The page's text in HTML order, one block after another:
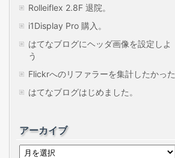
Rolleiflex 2.8F 退院。
i1Display Pro 購入。
はてなブログにヘッダ画像を設定しよ
う
Flickrへのリファラーを集計したかった
はてなブログはじめました。
アーカイブ
ア